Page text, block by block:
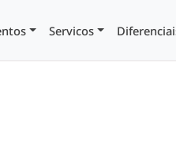
Servicos